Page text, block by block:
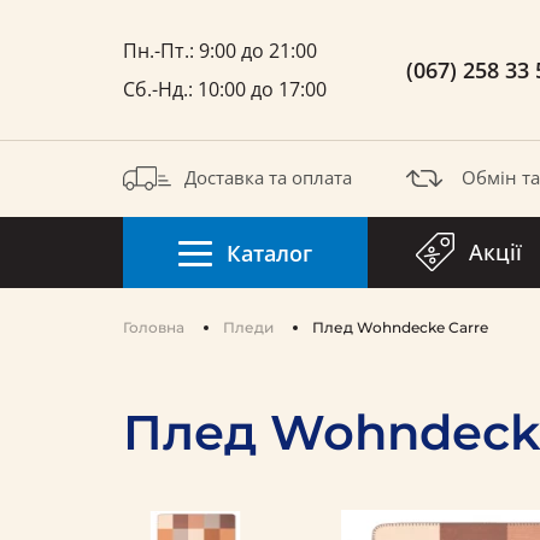
Пн.-Пт.: 9:00 до 21:00
Сб.-Нд.: 10:00 до 17:00
(067) 258 33
Доставка та оплата Обмін
Каталог Акції
Головна Пледи Плед Wohndecke Carre
Плед